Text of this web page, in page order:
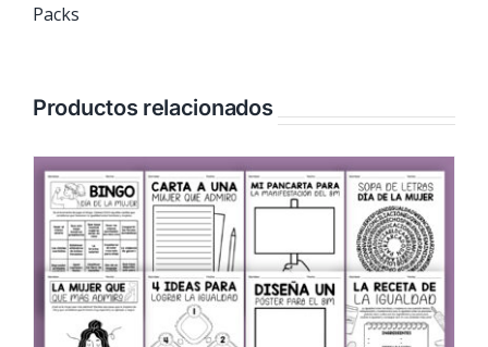
la
cantidad
Packs
Productos relacionados